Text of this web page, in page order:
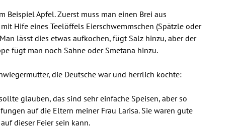
Beispiel Apfel. Zuerst muss man einen Brei aus
Hife eines Teelöffels Eierschwemmschen (Spätzle oder
lässt dies etwas aufkochen, fügt Salz hinzu, aber der
fügt man noch Sahne oder Smetana hinzu.
die Deutsche war und herrlich kochte:
glauben, das sind sehr einfache Speisen, aber so
auf die Eltern meiner Frau Larisa. Sie waren gute
dieser Feier sein kann.